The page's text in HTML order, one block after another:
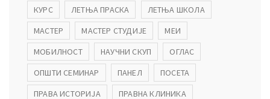
КУРС
ЛЕТЊА ПРАСКА
ЛЕТЊА ШКОЛА
МАСТЕР
МАСТЕР СТУДИЈЕ
МЕИ
МОБИЛНОСТ
НАУЧНИ СКУП
ОГЛАС
ОПШТИ СЕМИНАР
ПАНЕЛ
ПОСЕТА
ПРАВА ИСТОРИЈА
ПРАВНА КЛИНИКА